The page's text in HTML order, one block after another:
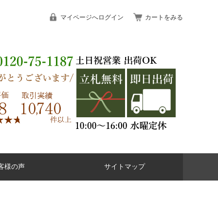
マイページへログイン カートをみる
様の声 サイトマップ